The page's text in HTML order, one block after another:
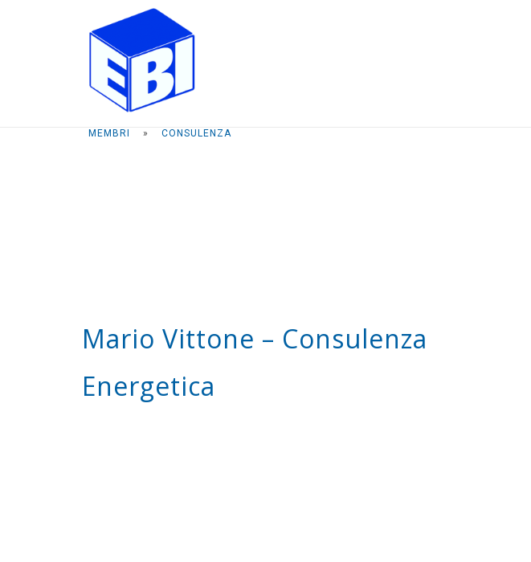
MEMBRI » CONSULENZA
Mario Vittone – Consulenza
Energetica